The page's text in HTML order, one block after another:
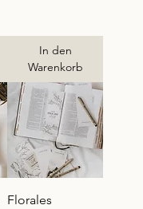
In den
Warenkorb
Florales